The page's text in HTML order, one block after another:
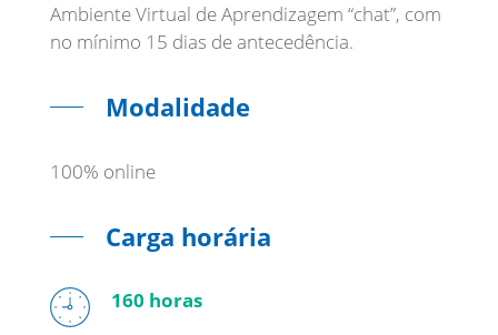
Ambiente Virtual de Aprendizagem “chat”, com
Modalidade
100% online
Carga horária
160 horas